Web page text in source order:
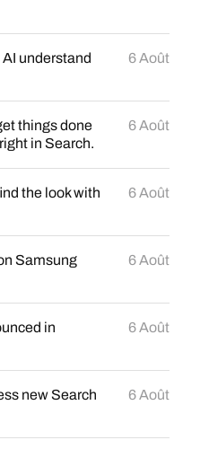
understand
6 Août
things done
in Search.
6 Août
the look with
6 Août
Samsung
6 Août
in
6 Août
new Search
6 Août